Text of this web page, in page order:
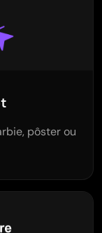
pôster ou